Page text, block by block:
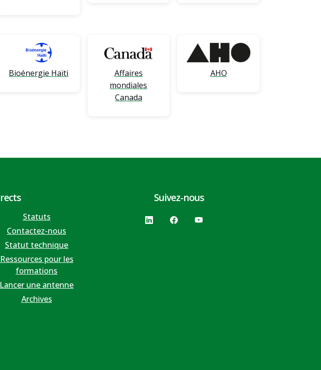
Bioénergie Haïti
Affaires
mondiales
Canada
AHO
Statuts
Contactez-nous
Statut technique
Ressources pour les
formations
Lancer une antenne
Archives
Suivez-nous